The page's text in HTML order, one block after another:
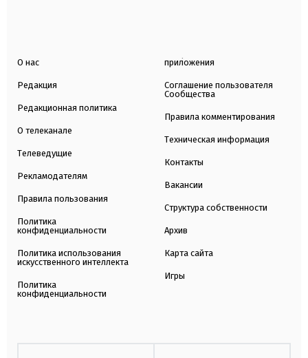
О нас
Редакция
Редакционная политика
О телеканале
Телеведущие
Рекламодателям
Правила пользования
Политика
конфиденциальности
Политика использования
искусственного интеллекта
Политика
конфиденциальности
приложения
Соглашение пользователя
Сообщества
Правила комментирования
Техническая информация
Контакты
Вакансии
Структура собственности
Архив
Карта сайта
Игры